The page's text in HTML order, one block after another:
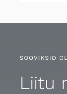
SOOVIKSID
Liitu